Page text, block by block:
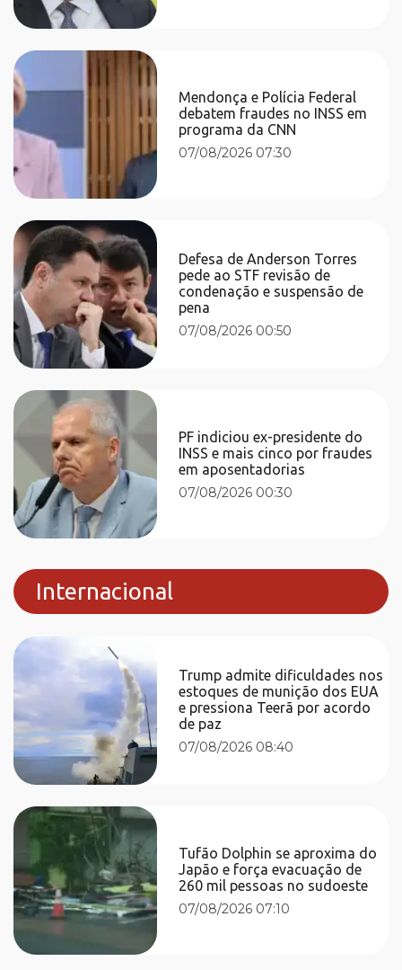
Mendonça e Polícia Federal
debatem fraudes no INSS em
programa da CNN
07/08/2026 07:30
Defesa de Anderson Torres
pede ao STF revisão de
condenação e suspensão de
pena
07/08/2026 00:50
PF indiciou ex-presidente do
INSS e mais cinco por fraudes
em aposentadorias
07/08/2026 00:30
Internacional
Trump admite dificuldades nos
estoques de munição dos EUA
e pressiona Teerã por acordo
de paz
07/08/2026 08:40
Tufão Dolphin se aproxima do
Japão e força evacuação de
260 mil pessoas no sudoeste
07/08/2026 07:10